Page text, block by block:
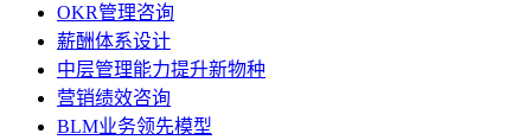
OKR管理咨询
薪酬体系设计
中层管理能力提升新物种
营销绩效咨询
BLM业务领先模型